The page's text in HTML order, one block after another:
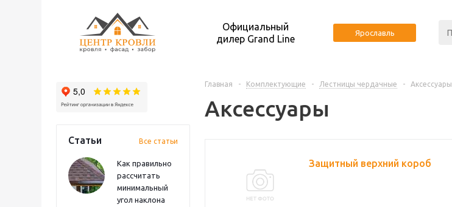
Официальный
дилер Grand Line
Ярославль
Статьи Все статьи
Как правильно
рассчитать
минимальный
угол наклона
Главная - Комплектующие - Лестницы чердачные - Аксессуары
Аксессуары
Защитный верхний короб